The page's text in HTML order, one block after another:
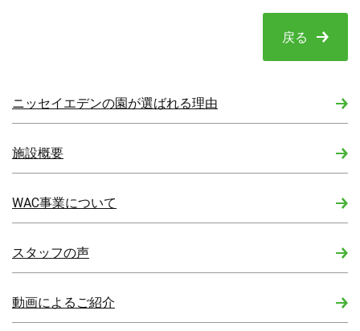
戻る
ニッセイエデンの園が選ばれる理由
施設概要
WAC事業について
スタッフの声
動画によるご紹介